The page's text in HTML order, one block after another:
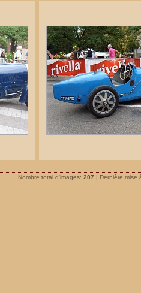
Nombre total d'images: 207 | Dernière mise